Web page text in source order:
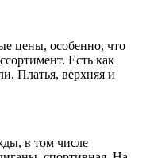
цены, особенно, что
Есть как
Платья, верхняя и
в том числе